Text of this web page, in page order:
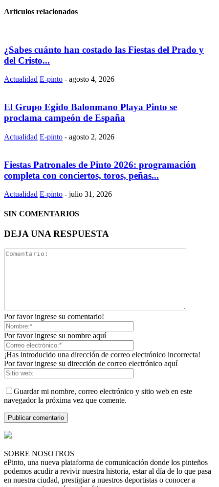
Artículos relacionados
¿Sabes cuánto han costado las Fiestas del Prado y
del Cristo...
Actualidad E-pinto - agosto 4, 2026
El Grupo Egido Balonmano Playa Pinto se
proclama campeón de España
Actualidad E-pinto - agosto 2, 2026
Fiestas Patronales de Pinto 2026: programación
completa con conciertos, toros, peñas...
Actualidad E-pinto - julio 31, 2026
SIN COMENTARIOS
DEJA UNA RESPUESTA
Por favor ingrese su comentario!
Por favor ingrese su nombre aquí
¡Has introducido una dirección de correo electrónico incorrecta!
Por favor ingrese su dirección de correo electrónico aquí
Guardar mi nombre, correo electrónico y sitio web en este
navegador la próxima vez que comente.
SOBRE NOSOTROS
ePinto, una nueva plataforma de comunicación donde los pinteños
podemos acudir a revivir nuestra historia, estar al día de lo que pasa
en nuestra ciudad, prestigiar a nuestros deportistas o conocer a